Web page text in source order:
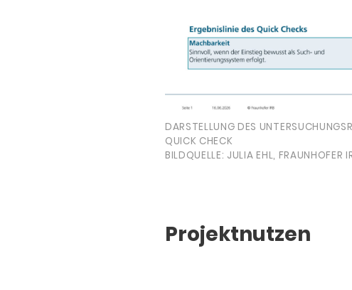
DARSTELLUNG DES
QUICK CHECK
BILDQUELLE: JULIA EHL, FRAUNHOFER
Projektnutzen